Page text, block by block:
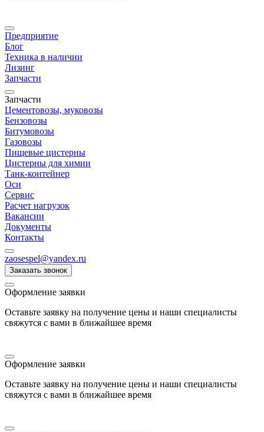
Предприятие
Блог
Техника в наличии
Лизинг
Запчасти
Запчасти
Цементовозы, муковозы
Бензовозы
Битумовозы
Газовозы
Пищевые цистерны
Цистерны для химии
Танк-контейнер
Оси
Сервис
Расчет нагрузок
Вакансии
Документы
Контакты
zaosespel@yandex.ru
Заказать звонок
Оформление заявки
Оставьте заявку на получение цены и наши специалисты
свяжутся с вами в ближайшее время
Оформление заявки
Оставьте заявку на получение цены и наши специалисты
свяжутся с вами в ближайшее время